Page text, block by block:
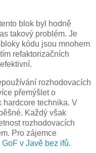
blok byl hodně
takový problém. Je
kódu jsou mnohem
refaktorizačních
rozhodovacích
přemýšlet o
hardcore technika. V
Každý však
rozhodovacích
Pro zájemce
GoF v Javě bez ifů.